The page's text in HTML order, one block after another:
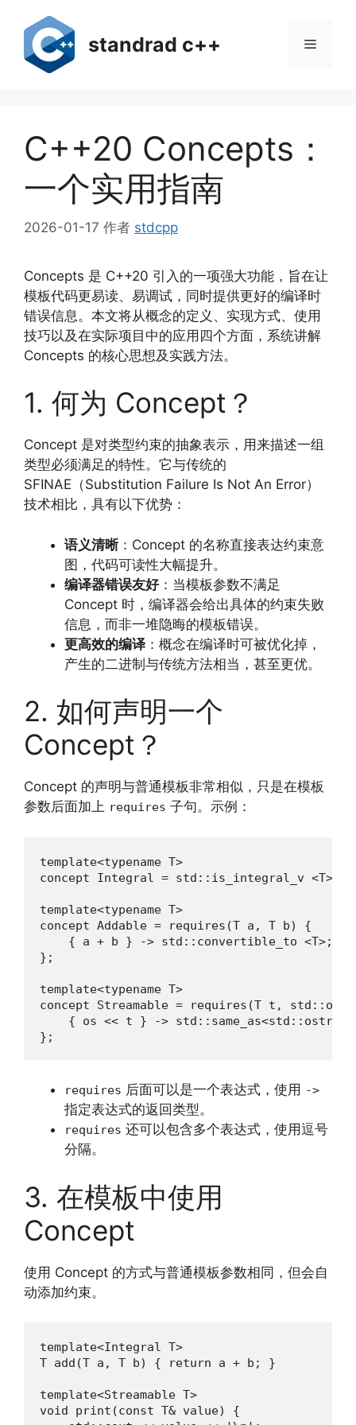
standrad c++ 菜
C++20 Concepts：
一个实用指南
2026-01-17 作者 stdcpp
Concepts 是 C++20 引入的一项强大功能，旨在让
模板代码更易读、易调试，同时提供更好的编译时
错误信息。本文将从概念的定义、实现方式、使用
技巧以及在实际项目中的应用四个方面，系统讲解
Concepts 的核心思想及实践方法。
1. 何为 Concept？
Concept 是对类型约束的抽象表示，用来描述一组
类型必须满足的特性。它与传统的
SFINAE（Substitution Failure Is Not An Error）
技术相比，具有以下优势：
语义清晰：Concept 的名称直接表达约束意
图，代码可读性大幅提升。
编译器错误友好：当模板参数不满足
Concept 时，编译器会给出具体的约束失败
信息，而非一堆隐晦的模板错误。
更高效的编译 ：概念在编译时可被优化掉，
产生的二进制与传统方法相当，甚至更优。
2. 如何声明一个
Concept？
Concept 的声明与普通模板非常相似，只是在模板
参数后面加上 requires 子句。示例：
template<typename T>
concept Integral = std::is_integral_v <T>;
template<typename T>
concept Addable = requires(T a, T b) {
    { a + b } -> std::convertible_to <T>;
};
template<typename T>
concept Streamable = requires(T t,
{ os << t } ->
};
requires 后面可以是一个表达式，使用 ->
指定表达式的返回类型。
requires 还可以包含多个表达式，使用逗号
分隔。
3. 在模板中使用
Concept
使用 Concept 的方式与普通模板参数相同，但会自
动添加约束。
template<Integral T>
T add(T a, T b) { return a + b; }
template<Streamable T>
void print(const T& value) {